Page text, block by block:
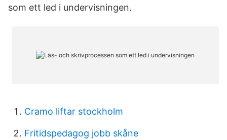
som ett led i undervisningen.
Cramo liftar stockholm
Fritidspedagog jobb skåne